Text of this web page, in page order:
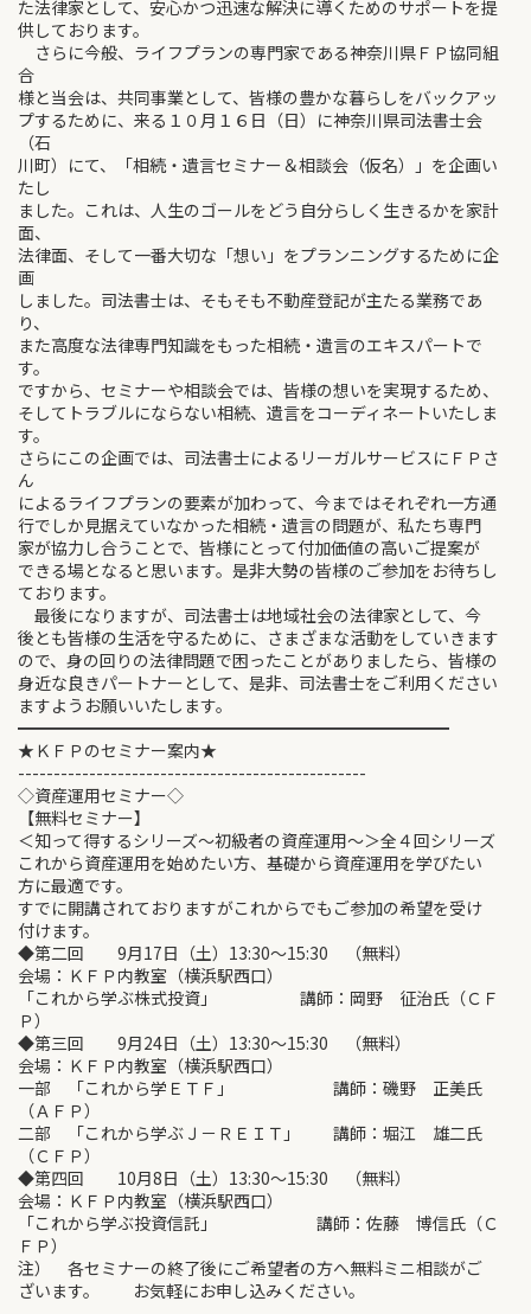
た法律家として、安心かつ迅速な解決に導くためのサポートを提
供しております。
さらに今般、ライフプランの専門家である神奈川県ＦＰ協同組
合
様と当会は、共同事業として、皆様の豊かな暮らしをバックアッ
プするために、来る１０月１６日（日）に神奈川県司法書士会
（石
川町）にて、「相続・遺言セミナー＆相談会（仮名）」を企画い
たし
ました。これは、人生のゴールをどう自分らしく生きるかを家計
面、
法律面、そして一番大切な「想い」をプランニングするために企
画
しました。司法書士は、そもそも不動産登記が主たる業務であ
り、
また高度な法律専門知識をもった相続・遺言のエキスパートで
す。
ですから、セミナーや相談会では、皆様の想いを実現するため、
そしてトラブルにならない相続、遺言をコーディネートいたしま
す。
さらにこの企画では、司法書士によるリーガルサービスにＦＰさ
ん
によるライフプランの要素が加わって、今まではそれぞれ一方通
行でしか見据えていなかった相続・遺言の問題が、私たち専門
家が協力し合うことで、皆様にとって付加価値の高いご提案が
できる場となると思います。是非大勢の皆様のご参加をお待ちし
ております。
最後になりますが、司法書士は地域社会の法律家として、今
後とも皆様の生活を守るために、さまざまな活動をしていきます
ので、身の回りの法律問題で困ったことがありましたら、皆様の
身近な良きパートナーとして、是非、司法書士をご利用ください
ますようお願いいたします。
━━━━━━━━━━━━━━━━━━━━━━━━━━
★ＫＦＰのセミナー案内★
-------------------------------------------------
◇資産運用セミナー◇
【無料セミナー】
＜知って得するシリーズ～初級者の資産運用～＞全４回シリーズ
これから資産運用を始めたい方、基礎から資産運用を学びたい
方に最適です。
すでに開講されておりますがこれからでもご参加の希望を受け
付けます。
◆第二回 9月17日（土）13:30～15:30 （無料）
会場：ＫＦＰ内教室（横浜駅西口）
「これから学ぶ株式投資」 講師：岡野 征治氏（ＣＦ
Ｐ）
◆第三回 9月24日（土）13:30～15:30 （無料）
会場：ＫＦＰ内教室（横浜駅西口）
一部 「これから学ＥＴＦ」 講師：磯野 正美氏
（ＡＦＰ）
二部 「これから学ぶＪ－ＲＥＩＴ」 講師：堀江 雄二氏
（ＣＦＰ）
◆第四回 10月8日（土）13:30～15:30 （無料）
会場：ＫＦＰ内教室（横浜駅西口）
「これから学ぶ投資信託」 講師：佐藤 博信氏（Ｃ
ＦＰ）
注） 各セミナーの終了後にご希望者の方へ無料ミニ相談がご
ざいます。 お気軽にお申し込みください。